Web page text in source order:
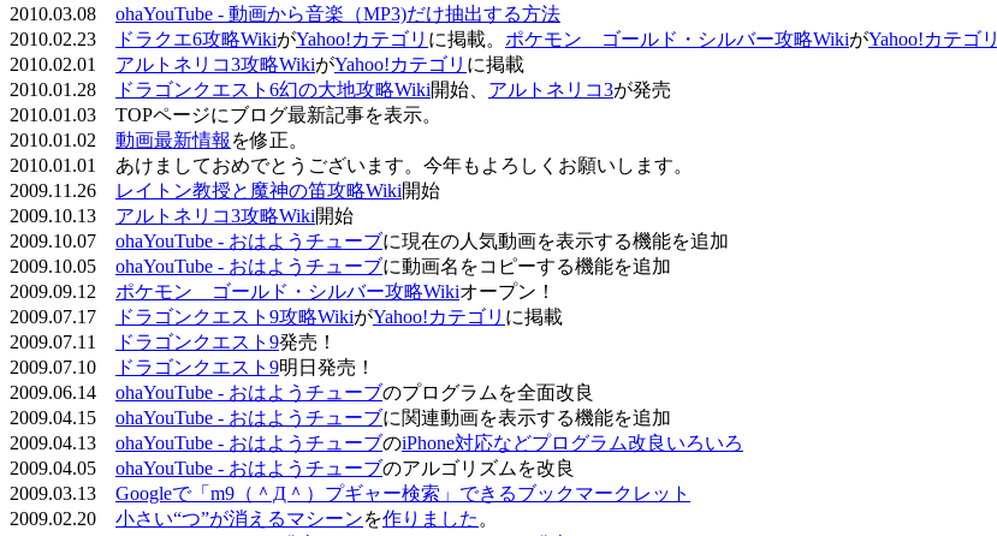
2010.03.08 ohaYouTube - 動画から音楽（MP3)だけ抽出する方法
2010.02.23
ドラクエ6攻略WikiがYahoo!カテゴリ に掲載。 ポケモン ゴールド・シルバー攻略WikiがYahoo!カテゴリ
2010.02.01 アルトネリコ3攻略WikiがYahoo!カテゴリ に掲載
2010.01.28
ドラゴンクエスト6幻の大地攻略Wiki開始、 アルトネリコ3が発売
2010.01.03 TOPページにブログ最新記事を表示。
2010.01.02 動画最新情報 を修正。
2010.01.01 あけましておめでとうございます。今年もよろしくお願いします。
2009.11.26
レイトン教授と魔神の笛攻略Wiki開始
2009.10.13 アルトネリコ3攻略Wiki開始
2009.10.07 ohaYouTube - おはようチューブに現在の人気動画を表示する機能を追加
2009.10.05 ohaYouTube - おはようチューブに動画名をコピーする機能を追加
2009.09.12 ポケモン ゴールド・シルバー攻略Wikiオープン！
2009.07.17
ドラゴンクエスト9攻略WikiがYahoo!カテゴリ に掲載
2009.07.11
ドラゴンクエスト9発売！
2009.07.10
ドラゴンクエスト9明日発売！
2009.06.14 ohaYouTube - おはようチューブのプログラムを全面改良
2009.04.15 ohaYouTube - おはようチューブに関連動画を表示する機能を追加
2009.04.13 ohaYouTube - おはようチューブのiPhone対応などプログラム改良いろいろ
2009.04.05 ohaYouTube - おはようチューブのアルゴリズムを改良
2009.03.13 Googleで「m9（＾Д＾）プギャー検索」できるブックマークレット
2009.02.20 小さい“つ”が消えるマシーンを作りました 。